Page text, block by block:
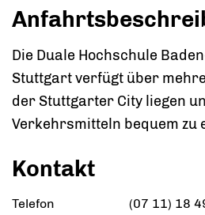
Die Duale Hochschule
Stuttgart verfügt über
der Stuttgarter City liegen
Verkehrsmitteln bequem zu
Kontakt
Telefon (07 11) 18